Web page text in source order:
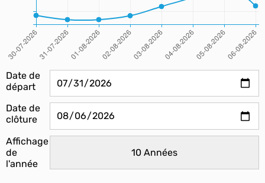
Date de
départ
Date de
clôture
Affichage
de
l'année